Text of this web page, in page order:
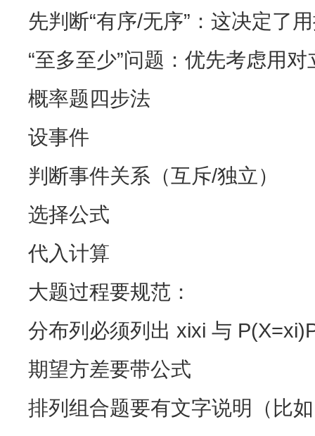
先判断“有序/无序”：这决定了
“至多至少”问题：优先考虑用
概率题四步法
设事件
判断事件关系（互斥/独立）
选择公式
代入计算
大题过程要规范：
分布列必须列出 xixi​ 与
期望方差要带公式
排列组合题要有文字说明（比